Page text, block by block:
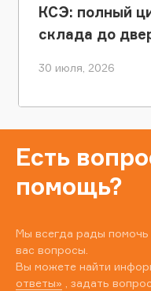
КСЭ: полный
склада до
30 июля, 2026
Есть
помощь?
Мы всегда рады помочь
вас вопросы.
Вы можете найти
ответы» , задать